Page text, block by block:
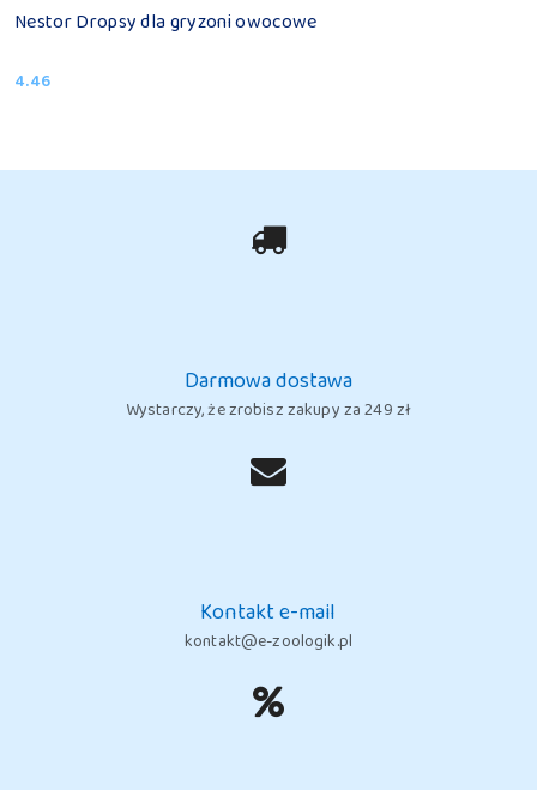
Nestor Dropsy dla gryzoni owocowe
Cena:
4.46
Darmowa dostawa
Wystarczy, że zrobisz zakupy za 249 zł
Kontakt e-mail
kontakt@e-zoologik.pl